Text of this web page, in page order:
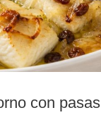
con pasas